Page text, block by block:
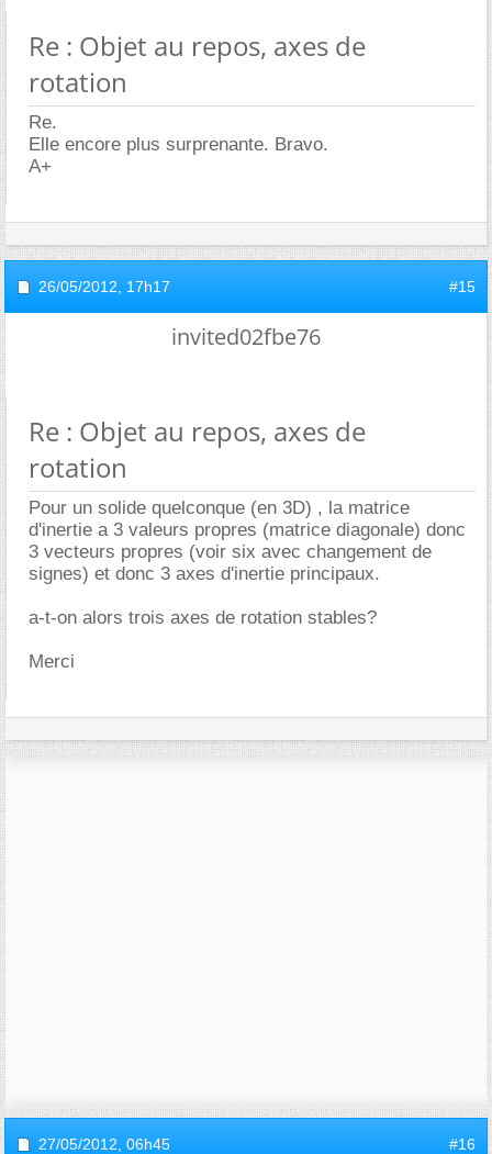
Re : Objet au repos, axes de
rotation
Re.
Elle encore plus surprenante. Bravo.
A+
26/05/2012, 17h17 #15
invited02fbe76
Re : Objet au repos, axes de
rotation
Pour un solide quelconque (en 3D) , la matrice
d'inertie a 3 valeurs propres (matrice diagonale) donc
3 vecteurs propres (voir six avec changement de
signes) et donc 3 axes d'inertie principaux.
a-t-on alors trois axes de rotation stables?
Merci
27/05/2012, 06h45 #16